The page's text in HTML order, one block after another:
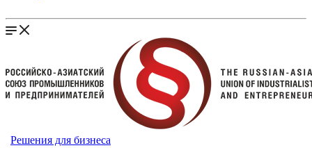
Решения для бизнеса